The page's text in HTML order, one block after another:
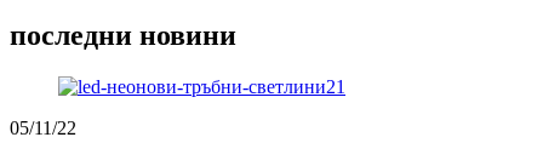
последни новини
05/11/22